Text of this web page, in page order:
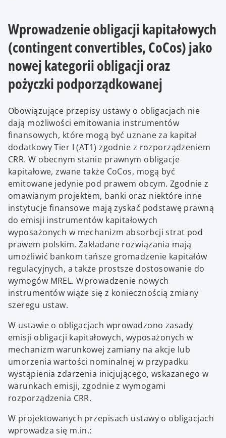
Wprowadzenie obligacji kapitałowych
(contingent convertibles, CoCos) jako
nowej kategorii obligacji oraz
pożyczki podporządkowanej
Obowiązujące przepisy ustawy o obligacjach nie
dają możliwości emitowania instrumentów
finansowych, które mogą być uznane za kapitał
dodatkowy Tier I (AT1) zgodnie z rozporządzeniem
CRR. W obecnym stanie prawnym obligacje
kapitałowe, zwane także CoCos, mogą być
emitowane jedynie pod prawem obcym. Zgodnie z
omawianym projektem, banki oraz niektóre inne
instytucje finansowe mają zyskać podstawę prawną
do emisji instrumentów kapitałowych
wyposażonych w mechanizm absorbcji strat pod
prawem polskim. Zakładane rozwiązania mają
umożliwić bankom tańsze gromadzenie kapitałów
regulacyjnych, a także prostsze dostosowanie do
wymogów MREL. Wprowadzenie nowych
instrumentów wiąże się z koniecznością zmiany
szeregu ustaw.
W ustawie o obligacjach wprowadzono zasady
emisji obligacji kapitałowych, wyposażonych w
mechanizm warunkowej zamiany na akcje lub
umorzenia wartości nominalnej w przypadku
wystąpienia zdarzenia inicjującego, wskazanego w
warunkach emisji, zgodnie z wymogami
rozporządzenia CRR.
W projektowanych przepisach ustawy o obligacjach
wprowadza się m.in.: